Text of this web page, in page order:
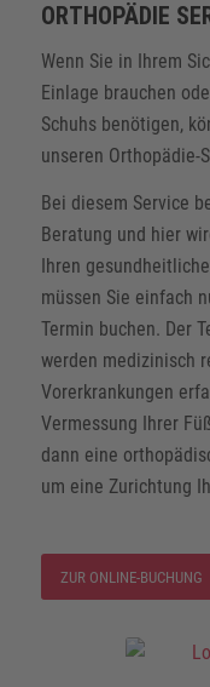
ORTHOPÄDIE
Wenn Sie in Ihrem
Einlage brauchen
Schuhs benötigen,
unseren Orthopädie-
Bei diesem Service
Beratung und hier
Ihren
müssen Sie einfach
Termin buchen. Der
werden medizinisch
Vorerkrankungen
Vermessung Ihrer
dann eine
um eine Zurichtung
ZUR ONLINE-BUCHUNG